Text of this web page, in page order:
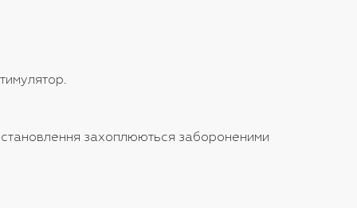
становлення захоплюються забороненими